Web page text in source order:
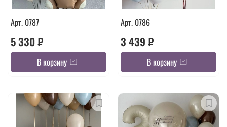
Арт. 0787
5 330 ₽
В корзину
Арт. 0786
3 439 ₽
В корзину